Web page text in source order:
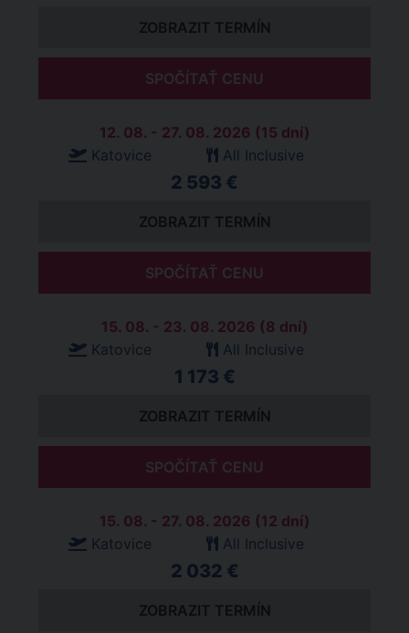
ZOBRAZIT TERMÍN
SPOČÍTAŤ CENU
12. 08. - 27. 08. 2026 (15 dní)
Katovice
All Inclusive
2 593 €
ZOBRAZIT TERMÍN
SPOČÍTAŤ CENU
15. 08. - 23. 08. 2026 (8 dní)
Katovice
All Inclusive
1 173 €
ZOBRAZIT TERMÍN
SPOČÍTAŤ CENU
15. 08. - 27. 08. 2026 (12 dní)
Katovice
All Inclusive
2 032 €
ZOBRAZIT TERMÍN